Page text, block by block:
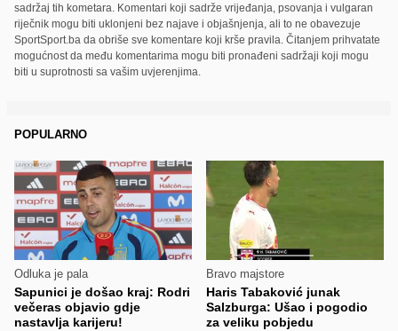
sadržaj tih kometara. Komentari koji sadrže vrijeđanja, psovanja i vulgaran
riječnik mogu biti uklonjeni bez najave i objašnjenja, ali to ne obavezuje
SportSport.ba da obriše sve komentare koji krše pravila. Čitanjem prihvatate
mogućnost da među komentarima mogu biti pronađeni sadržaji koji mogu
biti u suprotnosti sa vašim uvjerenjima.
POPULARNO
Odluka je pala
Sapunici je došao kraj: Rodri
večeras objavio gdje
nastavlja karijeru!
Bravo majstore
Haris Tabaković junak
Salzburga: Ušao i pogodio
za veliku pobjedu